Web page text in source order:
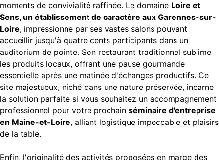
moments de convivialité raffinée. Le domaine Loire et
Sens, un établissement de caractère aux Garennes-sur-
Loire, impressionne par ses vastes salons pouvant
accueillir jusqu'à quatre cents participants dans un
auditorium de pointe. Son restaurant traditionnel sublime
les produits locaux, offrant une pause gourmande
essentielle après une matinée d'échanges productifs. Ce
site majestueux, niché dans une nature préservée, incarne
la solution parfaite si vous souhaitez un accompagnement
professionnel pour votre prochain séminaire d'entreprise
en Maine-et-Loire, alliant logistique impeccable et plaisirs
de la table.
Enfin, l'originalité des activités proposées en marge des